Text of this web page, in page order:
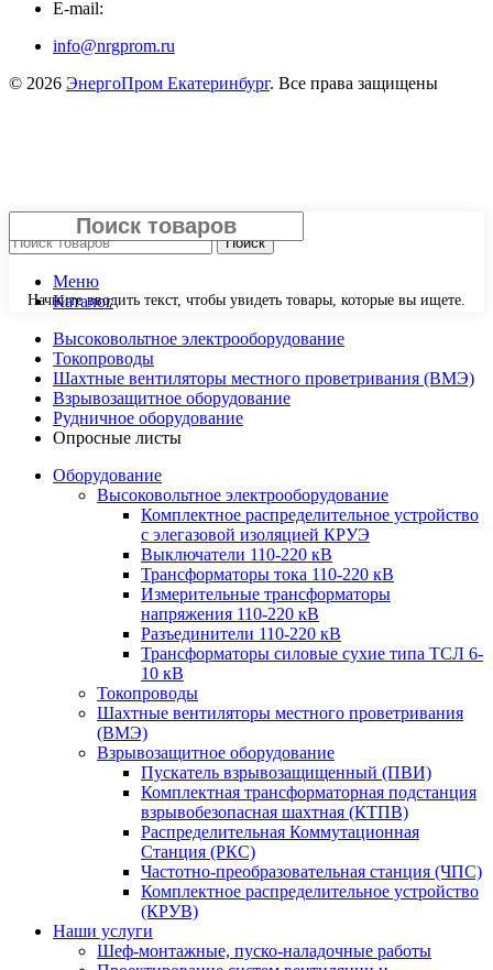
E-mail:
info@nrgprom.ru
© 2026 ЭнергоПром Екатеринбург. Все права защищены
Начните вводить текст, чтобы увидеть товары, которые вы ищете.
Поиск
Меню
Каталог
Высоковольтное электрооборудование
Токопроводы
Шахтные вентиляторы местного проветривания (ВМЭ)
Взрывозащитное оборудование
Рудничное оборудование
Опросные листы
Оборудование
Высоковольтное электрооборудование
Комплектное распределительное устройство
с элегазовой изоляцией КРУЭ
Выключатели 110-220 кВ
Трансформаторы тока 110-220 кВ
Измерительные трансформаторы
напряжения 110-220 кВ
Разъединители 110-220 кВ
Трансформаторы силовые сухие типа ТСЛ 6-
10 кВ
Токопроводы
Шахтные вентиляторы местного проветривания
(ВМЭ)
Взрывозащитное оборудование
Пускатель взрывозащищенный (ПВИ)
Комплектная трансформаторная подстанция
взрывобезопасная шахтная (КТПВ)
Распределительная Коммутационная
Станция (РКС)
Частотно-преобразовательная станция (ЧПС)
Комплектное распределительное устройство
(КРУВ)
Наши услуги
Шеф-монтажные, пуско-наладочные работы